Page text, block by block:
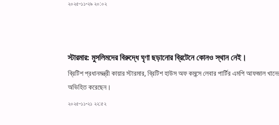
২০২৫-১১-২৯ ২০:০২
স্টারমার: মুসলিমদের বিরুদ্ধে ঘৃণা ছড়ানোর ব্রিটেনে কোনও স্থান নেই।
ব্রিটিশ প্রধানমন্ত্রী কায়ার স্টারমার, ব্রিটিশ হাউস অফ কমন্সে লেবার পার্টির এমপি
অভিহিত করেছেন।
২০২৫-১১-২১ ২২:৫২